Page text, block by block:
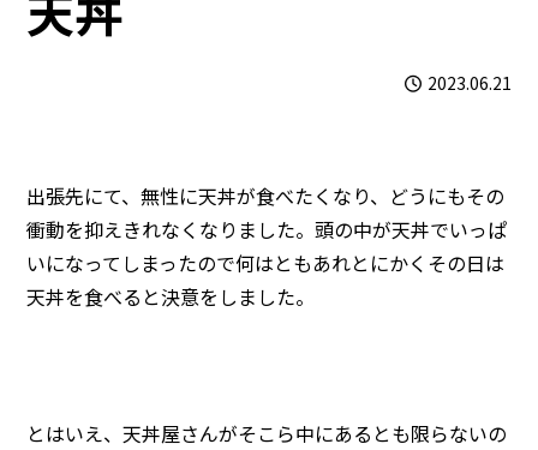
2023.06.21
出張先にて、無性に天丼が食べたくなり、どうにもその
衝動を抑えきれなくなりました。頭の中が天丼でいっぱ
いになってしまったので何はともあれとにかくその日は
天丼を食べると決意をしました。
とはいえ、天丼屋さんがそこら中にあるとも限らないの